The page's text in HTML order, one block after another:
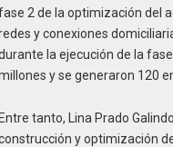
2 de la optimización del
y conexiones
la ejecución de la
y se generaron 120
Entre tanto, Lina Prado
y optimización